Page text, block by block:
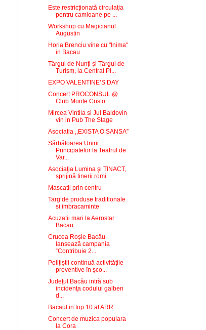
Este restricţionată circulaţia
pentru camioane pe ...
Workshop cu Magicianul
Augustin
Horia Brenciu vine cu "Inima"
in Bacau
Târgul de Nunți şi Târgul de
Turism, la Central Pl...
EXPO VALENTINE’S DAY
Concert PROCONSUL @
Club Monte Cristo
Mircea Vintila si Jul Baldovin
vin in Pub The Stage
Asociatia ,,EXISTA O SANSA”
Sărbătoarea Unirii
Principatelor la Teatrul de
Var...
Asociaţia Lumina şi TINACT,
sprijină tinerii romi
Mascatii prin centru
Targ de produse traditionale
si imbracaminte
Acuzatii mari la Aerostar
Bacau
Crucea Roșie Bacău
lansează campania
“Contribuie 2...
Polițiștii continuă activitățile
preventive în șco...
Judeţul Bacău intră sub
incidenţa codului galben
d...
Bacaul in top 10 al ARR
Concert de muzica populara
la Cora